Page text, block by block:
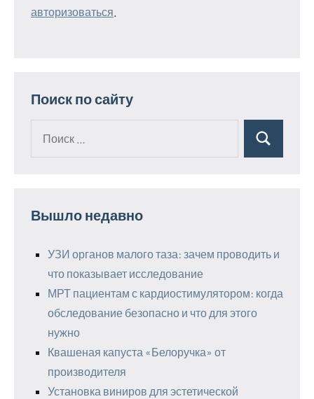
авторизоваться
Поиск по сайту
Поиск
Вышло недавно
УЗИ органов малого таза: зачем проводить и
что показывает исследование
МРТ пациентам с кардиостимулятором: когда
обследование безопасно и что для этого
нужно
Квашеная капуста «Белоручка» от
производителя
Установка виниров для эстетической